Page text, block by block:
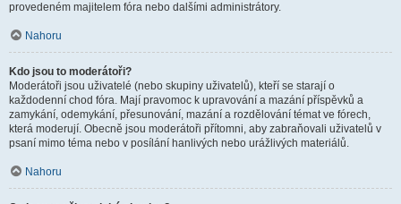
provedeném majitelem fóra nebo dalšími administrátory.
Nahoru
Kdo jsou to moderátoři?
Moderátoři jsou uživatelé (nebo skupiny uživatelů), kteří se starají o
každodenní chod fóra. Mají pravomoc k upravování a mazání příspěvků a
zamykání, odemykání, přesunování, mazání a rozdělování témat ve fórech,
která moderují. Obecně jsou moderátoři přítomni, aby zabraňovali uživatelů v
psaní mimo téma nebo v posílání hanlivých nebo urážlivých materiálů.
Nahoru